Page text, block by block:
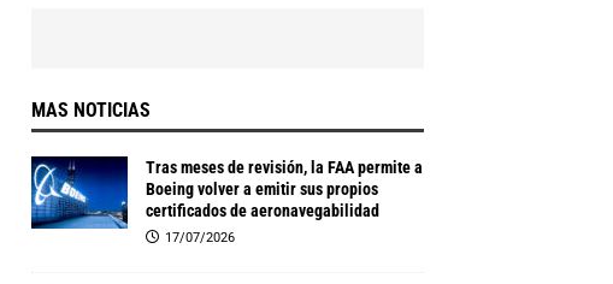
MAS NOTICIAS
Tras meses de revisión, la FAA permite a
Boeing volver a emitir sus propios
certificados de aeronavegabilidad
17/07/2026